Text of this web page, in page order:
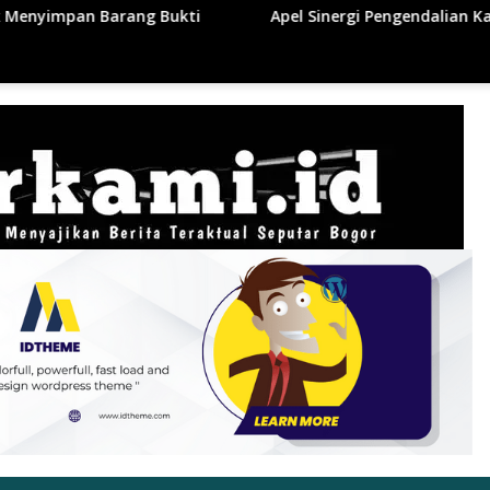
Apel Sinergi Pengendalian Karhutla Kabupaten Rohil